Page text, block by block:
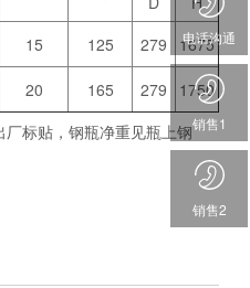
15 125 279
1675
20 165 279
1750
标贴，钢瓶净重见瓶上钢
电话沟通
销售1
销售2